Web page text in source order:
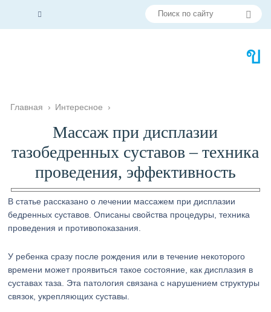
Главная › Интересное ›
Массаж при дисплазии
тазобедренных суставов – техника
проведения, эффективность
В статье рассказано о лечении массажем при дисплазии
бедренных суставов. Описаны свойства процедуры, техника
проведения и противопоказания.
У ребенка сразу после рождения или в течение некоторого
времени может проявиться такое состояние, как дисплазия в
суставах таза. Эта патология связана с нарушением структуры
связок, укрепляющих суставы.